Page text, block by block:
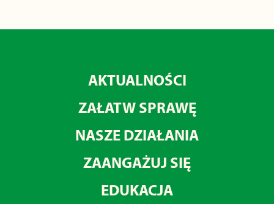
AKTUALNOŚCI
ZAŁATW SPRAWĘ
NASZE DZIAŁANIA
ZAANGAŻUJ SIĘ
EDUKACJA